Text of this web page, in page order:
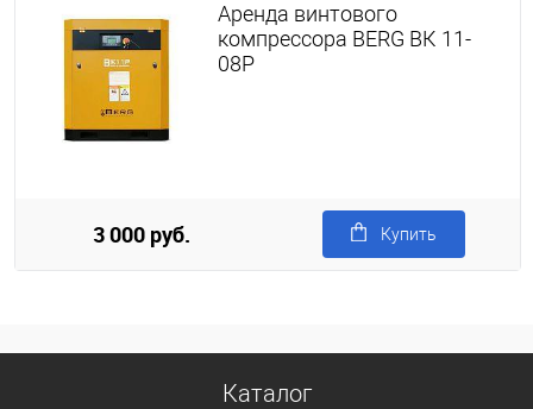
Аренда винтового
компрессора BERG ВК 11-
08Р
3 000 руб. Купить
Каталог